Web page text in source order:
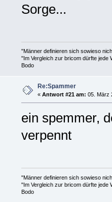
Sorge...
"Männer definieren sich sowieso
"Im Vergleich zur bricom dürfte jede
Bodo
Re:Spammer
« Antwort #21 am: 05. März
ein spemmer,
verpennt
"Männer definieren sich sowieso
"Im Vergleich zur bricom dürfte jede
Bodo